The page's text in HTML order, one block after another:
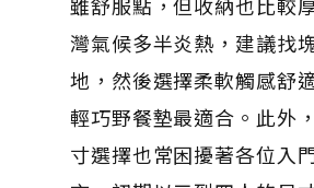
灣氣候多半炎熱，建議找
地，然後選擇柔軟觸感舒
輕巧野餐墊最適合。此外
寸選擇也常困擾著各位入